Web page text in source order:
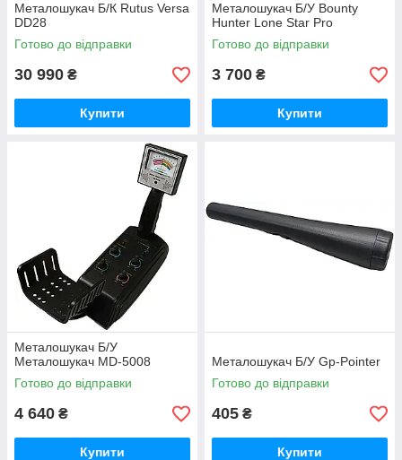
Металошукач Б/К Rutus Versa
DD28
Готово до відправки
30 990 ₴
Купити
Металошукач Б/У Bounty
Hunter Lone Star Pro
Готово до відправки
3 700 ₴
Купити
Металошукач Б/У
Металошукач MD-5008
Готово до відправки
4 640 ₴
Купити
Металошукач Б/У Gp-Pointer
Готово до відправки
405 ₴
Купити